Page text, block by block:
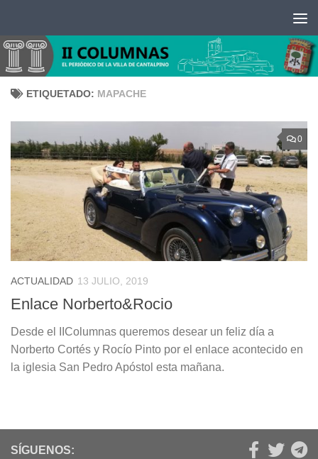
ETIQUETADO: MAPACHE
0
ACTUALIDAD 13 JULIO, 2019
Enlace Norberto&Rocio
Desde el IIColumnas queremos desear un feliz día a
Norberto Cortés y Rocío Pinto por el enlace acontecido en
la iglesia San Pedro Apóstol esta mañana.
SÍGUENOS: